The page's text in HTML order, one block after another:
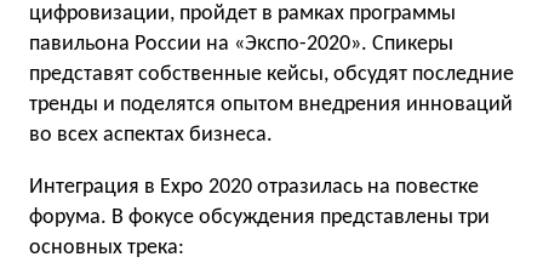
цифровизации, пройдет в рамках программы
павильона России на «Экспо-2020». Спикеры
представят собственные кейсы, обсудят последние
тренды и поделятся опытом внедрения инноваций
во всех аспектах бизнеса.
Интеграция в Expo 2020 отразилась на повестке
форума. В фокусе обсуждения представлены три
основных трека: